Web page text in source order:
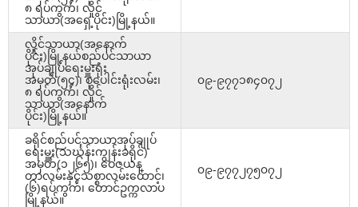
၈ ရပ်ကွက်၊ လှိုင်
သာယာ(အရှေ့ပိုင်း)မြို့နယ်။
လှိုင်သာယာ(အနောက်
ပိုင်း)မြို့နယ်စည်ပင်သာယာ
အုပ်ချုပ်ရေးမှူးရုံး
အမှတ်(၅၄)၊ စုပေါင်းရုံးလမ်း၊
၈ ရပ်ကွက်၊ လှိုင်
သာယာ(အနောက်
ပိုင်း)မြို့နယ်။
၀၉-၉၇၇၁၈၄၀၇၂
ခရိုင်စည်ပင်သာယာအုပ်ချုပ်
ရေးမှူး(သင်္ဃန်းကျွန်းခရိုင်)
အမှတ်(၁၂၆၅)၊ ဝေဇယန္
တာလမ်းနှင့်သစ္စာလမ်းထောင့်၊
(၆)ရပ်ကွက်၊ တောင်ဥက္ကလာပ
မြို့နယ်။
၀၉-၉၇၇၂၇၅၀၇၂